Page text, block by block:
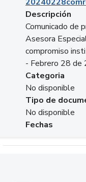
Descripción
Comunicado de
Asesora
compromiso
- Febrero 28 de
Categoria
No disponible
Tipo de
No disponible
Fechas